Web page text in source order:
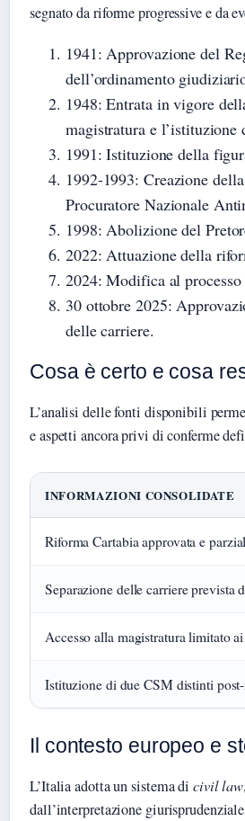
segnato da riforme progressive e da
1941: Approvazione del
dell’ordinamento
1948: Entrata in vigore
magistratura e l’istituzione
1991: Istituzione della
1992-1993: Creazione
Procuratore Nazionale
1998: Abolizione del
2022: Attuazione della
2024: Modifica al
30 ottobre 2025:
delle carriere.
Cosa è certo e cosa
L’analisi delle fonti disponibili
e aspetti ancora privi di conferme
INFORMAZIONI CONSOLIDATE
Riforma Cartabia approvata e
Separazione delle carriere prevista
Accesso alla magistratura limitato
Istituzione di due CSM distinti
Il contesto europeo e
L’Italia adotta un sistema di civil law
dall’interpretazione